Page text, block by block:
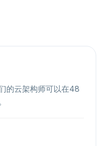
的云架构师可以在48